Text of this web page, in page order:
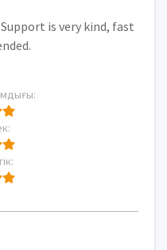
is very kind, fast